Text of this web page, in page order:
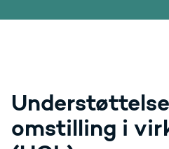
omstilling i